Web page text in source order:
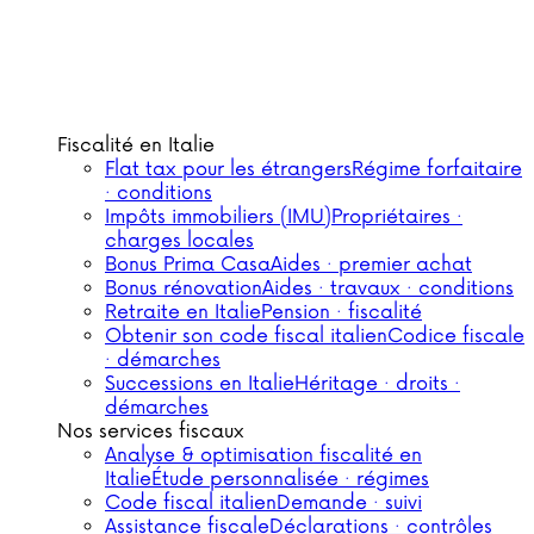
Fiscalité en Italie
Flat tax pour les étrangersRégime forfaitaire
· conditions
Impôts immobiliers (IMU)Propriétaires ·
charges locales
Bonus Prima CasaAides · premier achat
Bonus rénovationAides · travaux · conditions
Retraite en ItaliePension · fiscalité
Obtenir son code fiscal italienCodice fiscale
· démarches
Successions en ItalieHéritage · droits ·
démarches
Nos services fiscaux
Analyse & optimisation fiscalité en
ItalieÉtude personnalisée · régimes
Code fiscal italienDemande · suivi
Assistance fiscaleDéclarations · contrôles